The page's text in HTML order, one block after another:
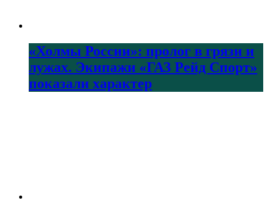
«Холмы России»: пролог в грязи и
лужах. Экипажи «ГАЗ Рейд Спорт»
показали характер